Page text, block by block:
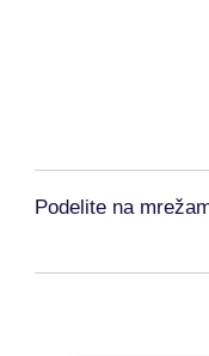
Podelite na